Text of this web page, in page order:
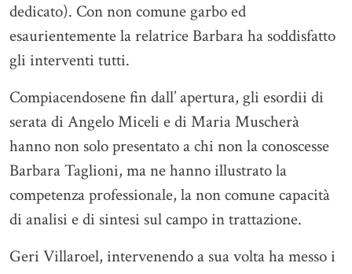
dedicato). Con non comune garbo ed
esaurientemente la relatrice Barbara ha soddisfatto
gli interventi tutti.
Compiacendosene fin dall’ apertura, gli esordii di
serata di Angelo Miceli e di Maria Muscherà
hanno non solo presentato a chi non la conoscesse
Barbara Taglioni, ma ne hanno illustrato la
competenza professionale, la non comune capacità
di analisi e di sintesi sul campo in trattazione.
Geri Villaroel, intervenendo a sua volta ha messo i